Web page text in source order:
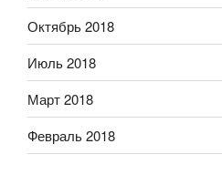
Октябрь 2018
Июль 2018
Март 2018
Февраль 2018